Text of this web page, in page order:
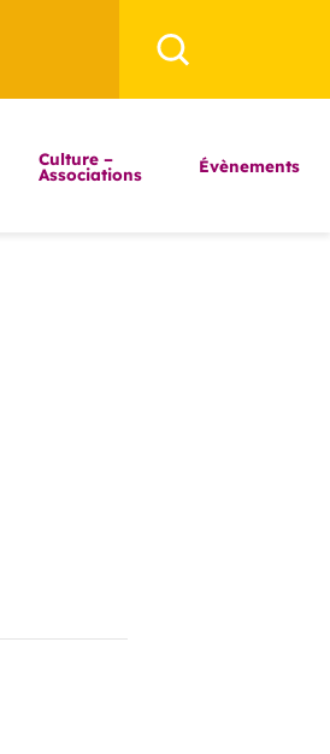
Culture –
Associations Évènements